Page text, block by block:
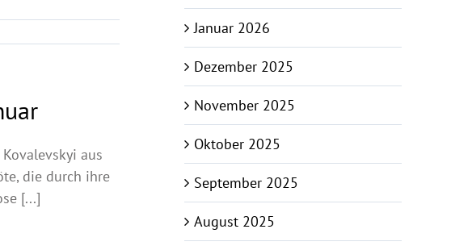
aus
die durch ihre
[...]
Januar 2026
Dezember 2025
November 2025
Oktober 2025
September 2025
August 2025